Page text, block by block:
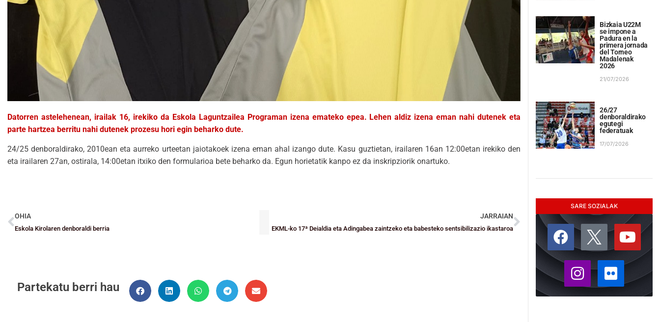
Datorren astelehenean, irailak 16, irekiko da Eskola Laguntzailea Programan izena emateko epea. Lehen aldiz izena eman nahi dutenek eta
parte hartzea berritu nahi dutenek prozesu hori egin beharko dute.
24/25 denboraldirako, 2010ean eta aurreko urteetan jaiotakoek izena eman ahal izango dute. Kasu guztietan, irailaren 16an 12:00etan irekiko den
eta irailaren 27an, ostirala, 14:00etan itxiko den formularioa bete beharko da. Egun horietatik kanpo ez da inskripziorik onartuko.
OHIA
Eskola Kirolaren denboraldi berria
JARRAIAN
EKML-ko 17ª Deialdia eta Adingabea zaintzeko eta babesteko sentsibilizazio ikastaroa
Partekatu berri hau
Bizkaia U22M
se impone a
Padura en la
primera jornada
del Torneo
Madalenak
2026
21/07/2026
26/27
denboraldirako
egutegi
federatuak
17/07/2026
SARE SOZIALAK